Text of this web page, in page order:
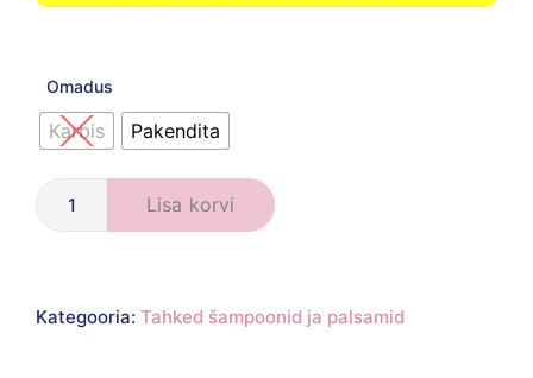
Omadus
Karbis Pakendita
Lisa korvi
Kategooria: Tahked šampoonid ja palsamid